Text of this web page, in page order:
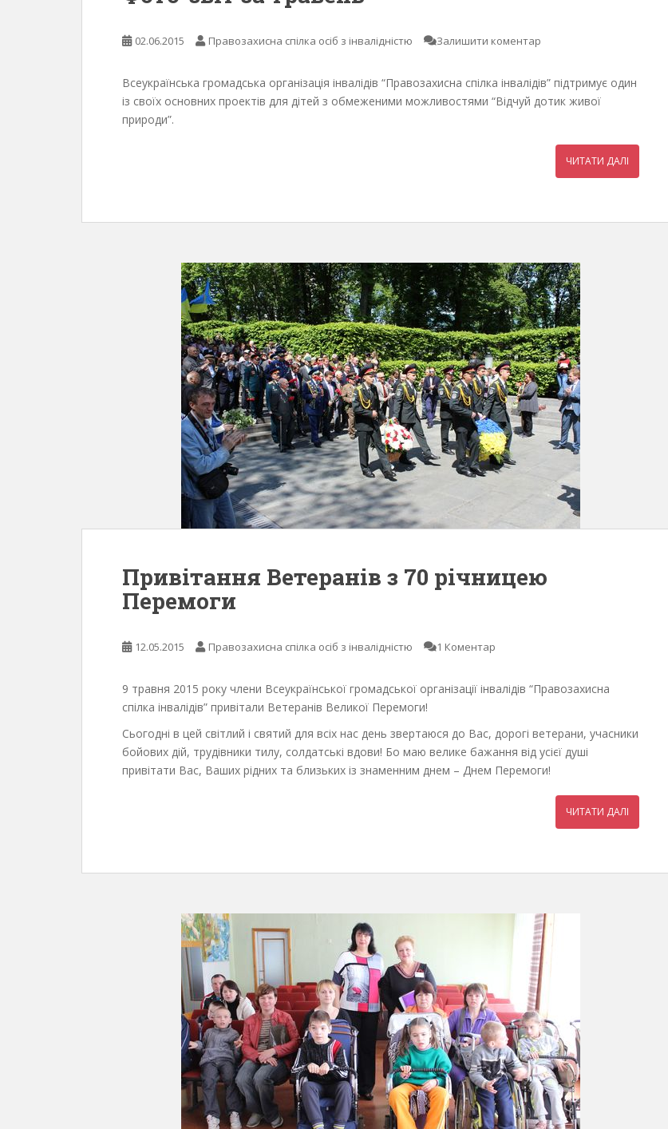
02.06.2015 Правозахисна спілка осіб з інвалідністю Залишити коментар
Всеукраїнська громадська організація інвалідів “Правозахисна спілка інвалідів” підтримує один
із своїх основних проектів для дітей з обмеженими можливостями “Відчуй дотик живої
природи”.
ЧИТАТИ ДАЛІ
Привітання Ветеранів з 70 річницею
Перемоги
12.05.2015 Правозахисна спілка осіб з інвалідністю 1 Коментар
9 травня 2015 року члени Всеукраїнської громадської організації інвалідів “Правозахисна
спілка інвалідів” привітали Ветеранів Великої Перемоги!
Сьогодні в цей світлий і святий для всіх нас день звертаюся до Вас, дорогі ветерани, учасники
бойових дій, трудівники тилу, солдатські вдови! Бо маю велике бажання від усієї душі
привітати Вас, Ваших рідних та близьких із знаменним днем – Днем Перемоги!
ЧИТАТИ ДАЛІ